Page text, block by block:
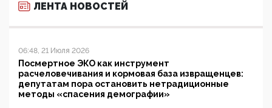
ЛЕНТА НОВОСТЕЙ
06:48, 21 Июля 2026
Посмертное ЭКО как инструмент
расчеловечивания и кормовая база извращенцев:
депутатам пора остановить нетрадиционные
методы «спасения демографии»